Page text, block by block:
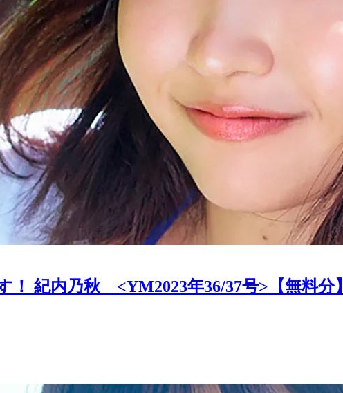
！ 紀内乃秋 <YM2023年36/37号>【無料分】